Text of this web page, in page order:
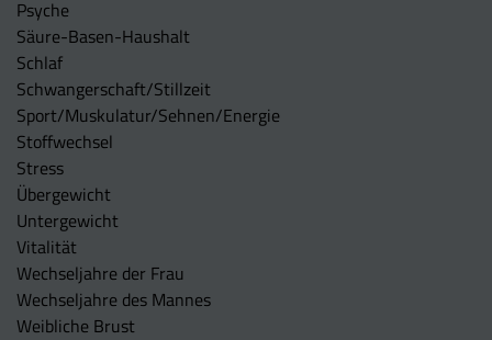
Psyche
Säure-Basen-Haushalt
Schlaf
Schwangerschaft/Stillzeit
Sport/Muskulatur/Sehnen/Energie
Stoffwechsel
Stress
Übergewicht
Untergewicht
Vitalität
Wechseljahre der Frau
Wechseljahre des Mannes
Weibliche Brust